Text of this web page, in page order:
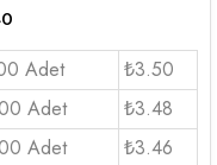
Adet
₺3.50
Adet
₺3.48
Adet
₺3.46